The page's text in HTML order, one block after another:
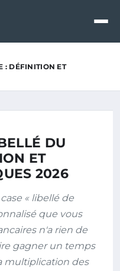
: DÉFINITION ET
DU
ET
2026
« libellé de
que vous
n'a rien de
gagner un temps
multiplication des